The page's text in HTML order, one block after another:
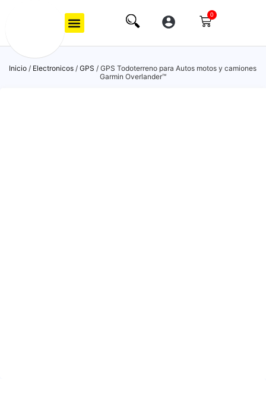
0
Inicio / Electronicos / GPS / GPS Todoterreno para Autos motos y camiones
Garmin Overlander™